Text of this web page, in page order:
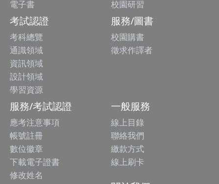
電子書
校園研習
考試認證
考科總覽
通識領域
資訊領域
設計領域
學習資源
服務/圖書
校園購書
徵求作譯者
服務/考試認證
應考注意事項
帳號註冊
數位徽章
下載電子證書
修改姓名
一般服務
線上目錄
聯絡我們
繳款方式
線上刷卡